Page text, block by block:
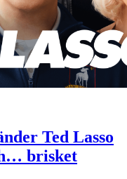
Ted Lasso
brisket